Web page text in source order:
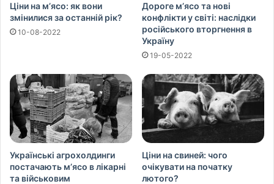
Ціни на м’ясо: як вони
змінилися за останній рік?
10-08-2022
Дороге м’ясо та нові
конфлікти у світі: наслідки
російського вторгнення в
Україну
19-05-2022
Українські агрохолдинги
постачають м’ясо в лікарні
та військовим
Ціни на свиней: чого
очікувати на початку
лютого?